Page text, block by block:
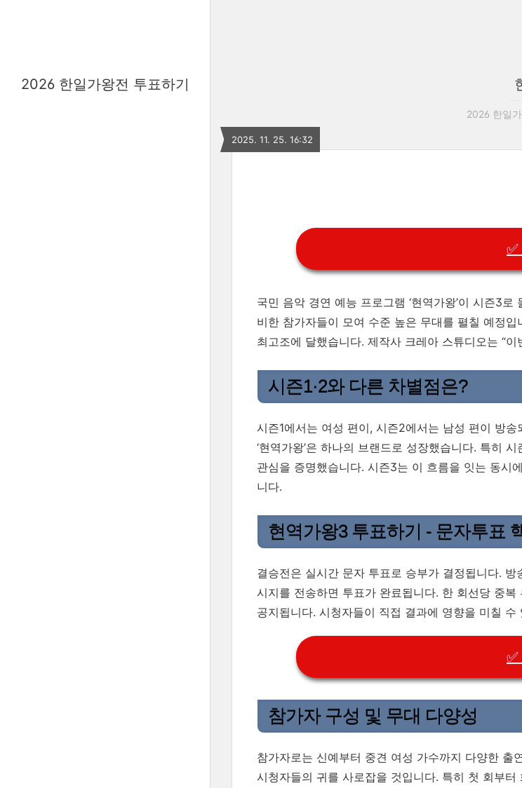
2026 한일가왕전 투표하기
2026 한일
2025. 11. 25. 16:32
국민 음악 경연 예능 프로그램 ‘현역가왕’이 시즌3
비한 참가자들이 모여 수준 높은 무대를 펼칠 예정
최고조에 달했습니다. 제작사 크레아 스튜디오는 “
시즌1·2와 다른 차별점은?
시즌1에서는 여성 편이, 시즌2에서는 남성 편이 방
‘현역가왕’은 하나의 브랜드로 성장했습니다. 특히
관심을 증명했습니다. 시즌3는 이 흐름을 잇는 동시
니다.
현역가왕3 투표하기 - 문자투표
결승전은 실시간 문자 투표로 승부가 결정됩니다. 방
시지를 전송하면 투표가 완료됩니다. 한 회선당 중
공지됩니다. 시청자들이 직접 결과에 영향을 미칠
참가자 구성 및 무대 다양성
참가자로는 신예부터 중견 여성 가수까지 다양한 출
시청자들의 귀를 사로잡을 것입니다. 특히 첫 회부